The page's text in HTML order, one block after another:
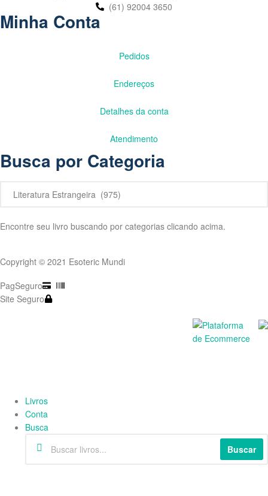
(61) 92004 3650
Minha Conta
Pedidos
Endereços
Detalhes da conta
Atendimento
Busca por Categoria
Encontre seu livro buscando por categorias clicando acima.
Copyright © 2021 Esoteric Mundi
PagSeguro
Site Seguro
Livros
Conta
Busca
Buscar